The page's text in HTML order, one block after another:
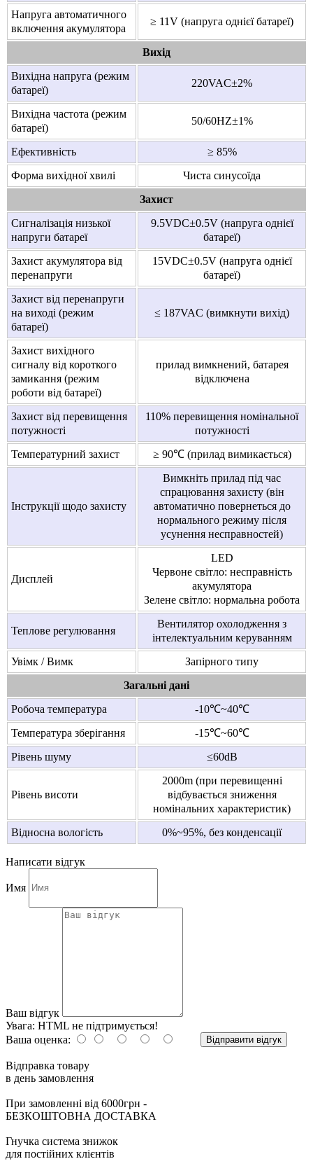
Напруга автоматичного
включення акумулятора
≥ 11V (напруга однієї батареї)
Вихід
Вихідна напруга (режим
батареї)
220VAC±2%
Вихідна частота (режим
батареї)
50/60HZ±1%
Ефективність
≥ 85%
Форма вихідної хвилі
Чиста синусоїда
Захист
Сигналізація низької
напруги батареї
9.5VDC±0.5V (напруга однієї
батареї)
Захист акумулятора від
перенапруги
15VDC±0.5V (напруга однієї
батареї)
Захист від перенапруги
на виході (режим
батареї)
≤ 187VAC (вимкнути вихід)
Захист вихідного
сигналу від короткого
замикання (режим
роботи від батареї)
прилад вимкнений, батарея
відключена
Захист від перевищення
потужності
110% перевищення номінальної
потужності
Температурний захист
≥ 90℃ (прилад вимикається)
Інструкції щодо захисту
Вимкніть прилад під час
спрацювання захисту (він
автоматично повернеться до
нормального режиму після
усунення несправностей)
Дисплей
LED
Червоне світло: несправність
акумулятора
Зелене світло: нормальна робота
Теплове регулювання
Вентилятор охолодження з
інтелектуальним керуванням
Увімк / Вимк
Запірного типу
Загальні дані
Робоча температура
-10℃~40℃
Температура зберігання
-15℃~60℃
Рівень шуму
≤60dB
Рівень висоти
2000m (при перевищенні
відбувається зниження
номінальних характеристик)
Відносна вологість
0%~95%, без конденсації
Написати відгук
Имя
Ваш відгук
Увага: HTML не підтримується!
Ваша оценка:
Відправити відгук
Відправка товару
в день замовлення
При замовленні від 6000грн -
БЕЗКОШТОВНА ДОСТАВКА
Гнучка система знижок
для постійних клієнтів